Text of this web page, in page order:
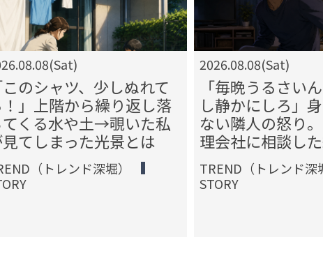
このシャツ、少しぬれて
」上階から繰り返し落
てくる水や土→覗いた私
てしまった光景とは
（トレンド深堀）
2026.08.08(Sat)
「毎晩うるさい
し静かにしろ」
ない隣人の怒り
理会社に相談し
TREND（トレンド深
STORY